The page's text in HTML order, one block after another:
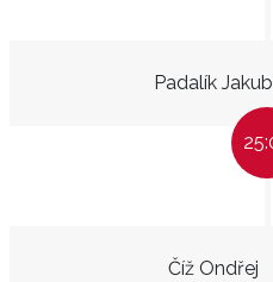
Padalík Jakub
Číž Ondřej